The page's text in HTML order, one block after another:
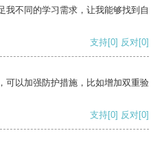
我不同的学习需求，让我能够找到自
支持[0] 反对[0]
可以加强防护措施，比如增加双重验
支持[0] 反对[0]